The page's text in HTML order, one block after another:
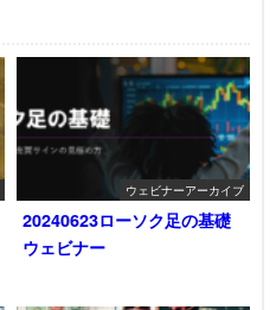
ウェビナーアーカイブ
20240623ローソク足の基礎
ウェビナー